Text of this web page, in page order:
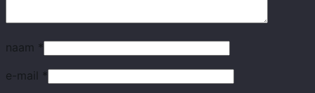
naam *
e-mail *